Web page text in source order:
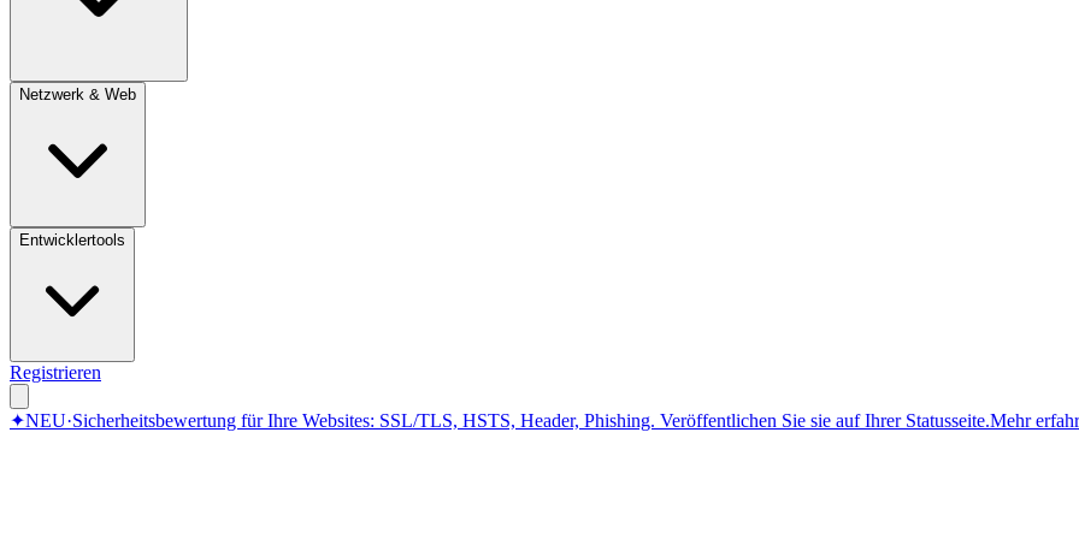
Netzwerk & Web
Entwicklertools
Registrieren
✦NEU·Sicherheitsbewertung für Ihre Websites: SSL/TLS, HSTS, Header, Phishing. Veröffentlichen Sie sie auf Ihrer Statusseite.Mehr